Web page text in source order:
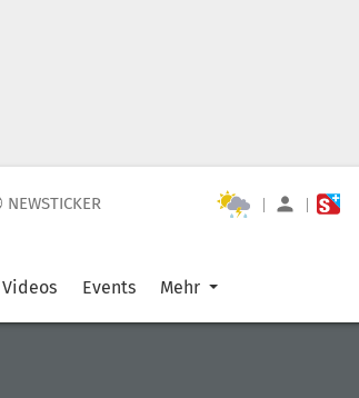
NEWSTICKER | |
Videos Events Mehr